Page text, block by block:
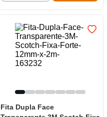
Fita Dupla Face